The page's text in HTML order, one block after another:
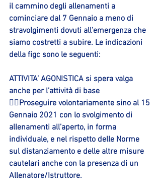
il cammino degli allenamenti a
cominciare dal 7 Gennaio a meno di
stravolgimenti dovuti all’emergenza che
siamo costretti a subire. Le indicazioni
della figc sono le seguenti:
ATTIVITA’ AGONISTICA si spera valga
anche per l’attività di base
➢Proseguire volontariamente sino al 15
Gennaio 2021 con lo svolgimento di
allenamenti all’aperto, in forma
individuale, e nel rispetto delle Norme
sul distanziamento e delle altre misure
cautelari anche con la presenza di un
Allenatore/Istruttore.